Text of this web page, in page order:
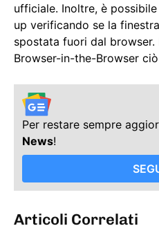
ufficiale. Inoltre, è
up verificando se la
spostata fuori dal
Browser-in-the-Browser
Per restare sempre
News!
Articoli Correlati